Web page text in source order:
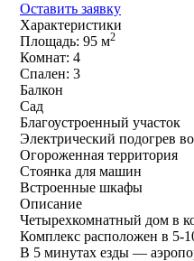
Оставить заявку
Характеристики
Площадь: 95 м2
Комнат: 4
Спален: 3
Балкон
Сад
Благоустроенный участок
Электрический подогрев
Огороженная территория
Стоянка для машин
Встроенные шкафы
Описание
Четырехкомнатный дом в
Комплекс расположен в 5-
В 5 минутах езды —